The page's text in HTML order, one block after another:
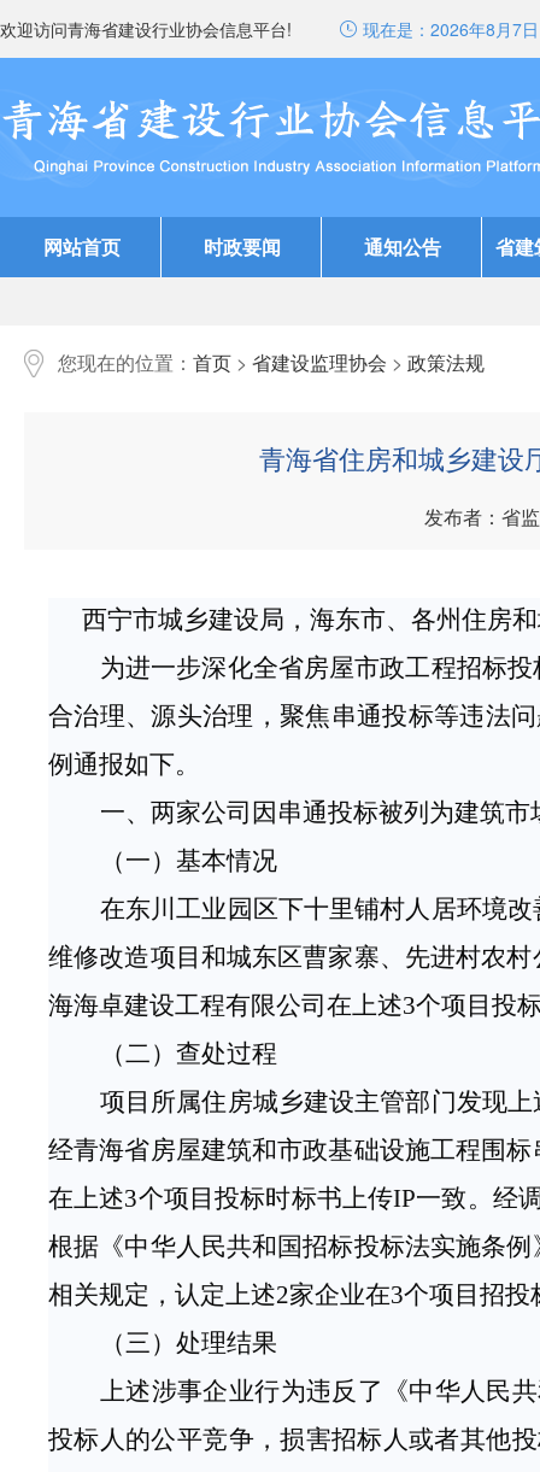
欢迎访问青海省建设行业协会信息平台! 现在是： 2026年8月7
网站首页 时政要闻 通知公告 省建
您现在的位置： 首页 > 省建设监理协会 > 政策法规
青海省住房和城乡建设
发布者：省
西宁市城乡建设局，海东市、各州住房
为进一步深化全省房屋市政工程招标
合治理、源头治理，聚焦串通投标等违法
例通报如下。
一、两家公司因串通投标被列为建筑
（一）基本情况
在东川工业园区下十里铺村人居环境
维修改造项目和城东区曹家寨、先进村农
海海卓建设工程有限公司在上述3个项目投
（二）查处过程
项目所属住房城乡建设主管部门发现
经青海省房屋建筑和市政基础设施工程围
在上述3个项目投标时标书上传IP一致。经
根据 《中华人民共和国招标投标法实施条例
相关规定， 认定上述2家企业在3个项目招投
（三）处理结果
上述涉事企业行为违反了《中华人民
投标人的公平竞争，损害招标人或者其他